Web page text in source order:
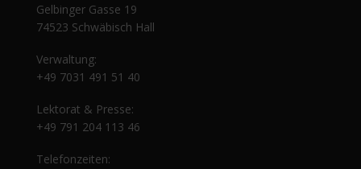
Gelbinger Gasse 19
74523 Schwäbisch Hall
Verwaltung:
+49 7031 491 51 40
Lektorat & Presse:
+49 791 204 113 46
Telefonzeiten: